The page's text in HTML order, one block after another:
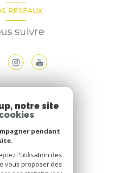
RÉSEAUX
suivre
adhérons
notre site
pendant
l'utilisation des
vous proposer des